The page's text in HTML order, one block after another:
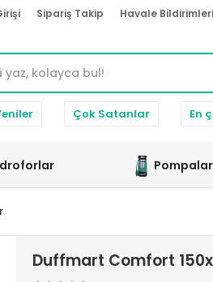
Sipariş Takip Havale Bildirimleri
Çok Satanlar En
Pompalar
Duffmart Comfort